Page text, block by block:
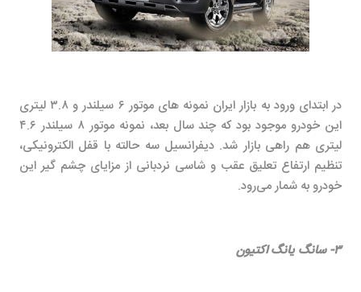
در ابتدای ورود به بازار ایران نمونه های موتور ۶ سیلندر و ۳.۸ لیتری
این خودرو موجود بود که چند سال بعد، نمونه موتور ۸ سیلندر ۴.۶
لیتری هم راهی بازار شد. دیفرانسیل سه حالته با قفل الکترونیکی،
تنظیم ارتفاع تعلیق عقب و شاسی نردبانی از مزایای چشم گیر این
خودرو به شمار می‌رود.
۳- سانگ یانگ اکتیون